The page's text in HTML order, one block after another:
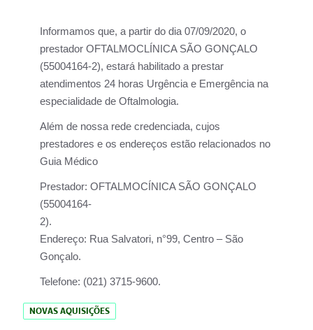
Informamos que, a partir do dia 07/09/2020, o
prestador OFTALMOCLÍNICA SÃO GONÇALO
(55004164-2), estará habilitado a prestar
atendimentos 24 horas Urgência e Emergência na
especialidade de Oftalmologia.
Além de nossa rede credenciada, cujos
prestadores e os endereços estão relacionados no
Guia Médico
Prestador: OFTALMOCÍNICA SÃO GONÇALO
(55004164-
2).
Endereço: Rua Salvatori, n°99, Centro – São
Gonçalo.
Telefone: (021) 3715-9600.
NOVAS AQUISIÇÕES